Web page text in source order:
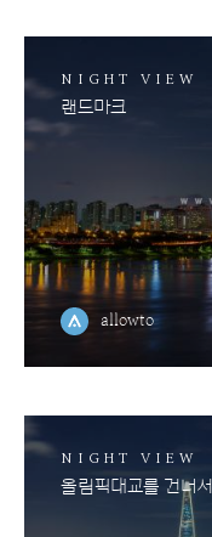
NIGHT VIEW
랜드마크
allowto
NIGHT VIEW
올림픽대교를 건너서